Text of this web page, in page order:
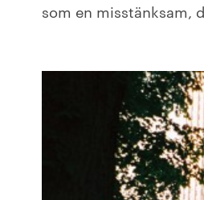
som en misstänksam,